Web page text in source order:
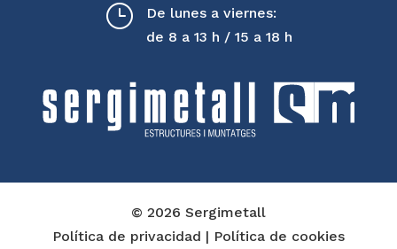
}
De lunes a viernes:
de 8 a 13 h / 15 a 18 h
© 2026 Sergimetall
Política de privacidad | Política de cookies